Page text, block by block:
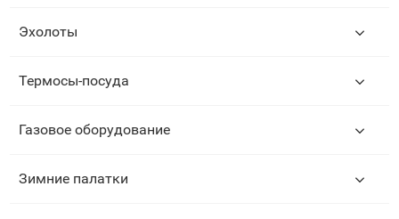
Эхолоты
Термосы-посуда
Газовое оборудование
Зимние палатки